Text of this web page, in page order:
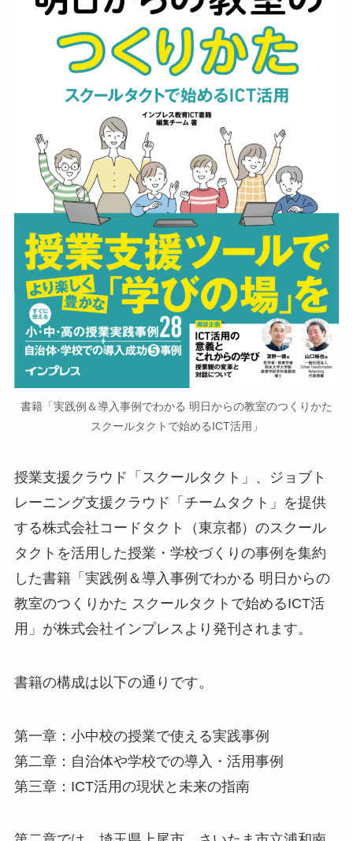
書籍「実践例＆導入事例でわかる 明日からの教室のつくりかた
スクールタクトで始めるICT活用」
授業支援クラウド「スクールタクト」、ジョブト
レーニング支援クラウド「チームタクト」を提供
する株式会社コードタクト（東京都）のスクール
タクトを活用した授業・学校づくりの事例を集約
した書籍「実践例＆導入事例でわかる 明日からの
教室のつくりかた スクールタクトで始めるICT活
用」が株式会社インプレスより発刊されます。
書籍の構成は以下の通りです。
第一章：小中校の授業で使える実践事例
第二章：自治体や学校での導入・活用事例
第三章：ICT活用の現状と未来の指南